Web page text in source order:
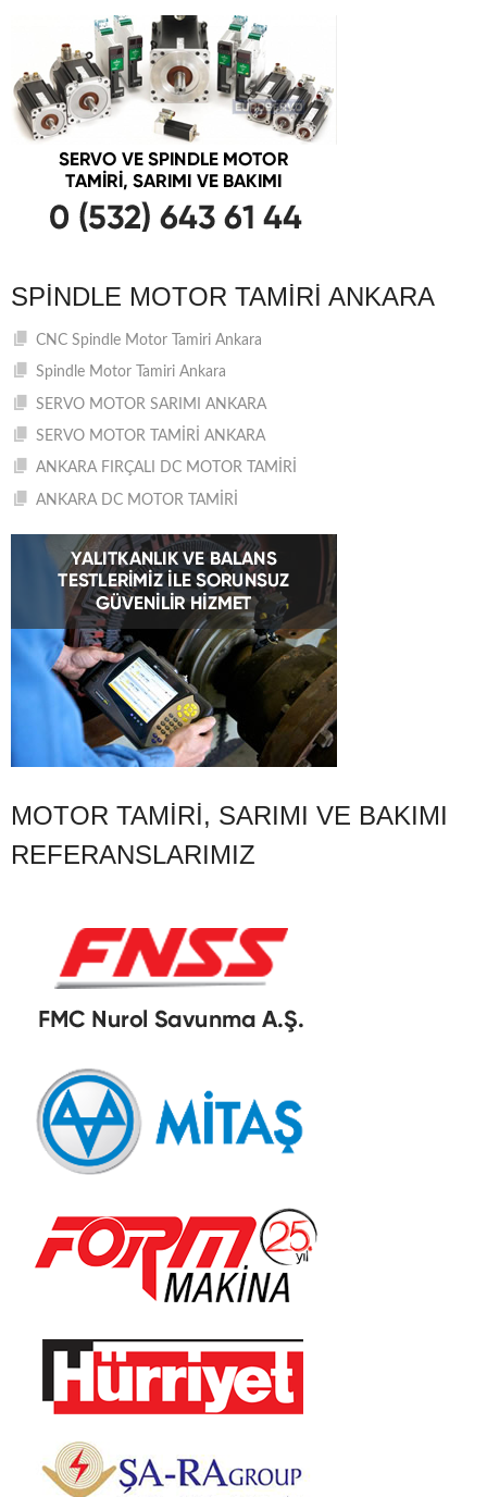
SPINDLE MOTOR TAMIRI ANKARA
CNC Spindle Motor Tamiri Ankara
Spindle Motor Tamiri Ankara
SERVO MOTOR SARIMI ANKARA
SERVO MOTOR TAMİRİ ANKARA
ANKARA FIRÇALI DC MOTOR TAMİRİ
ANKARA DC MOTOR TAMİRİ
MOTOR TAMIRI, SARIMI VE BAKIMI
REFERANSLARIMIZ